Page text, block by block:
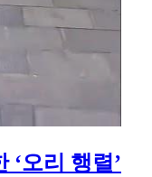
‘오리 행렬’